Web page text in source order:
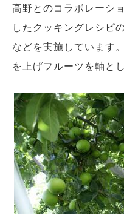
高野とのコラボレーシ
したクッキングレシピ
などを実施しています
を上げフルーツを軸と